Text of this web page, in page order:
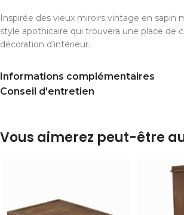
Inspirée des vieux miroirs vintage en sapin
style apothicaire qui trouvera une place de
décoration d’intérieur.
Informations complémentaires
Conseil d'entretien
Vous aimerez peut-être